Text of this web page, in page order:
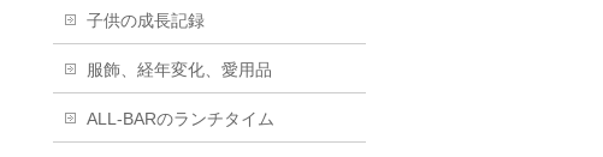
子供の成長記録
服飾、経年変化、愛用品
ALL-BARのランチタイム